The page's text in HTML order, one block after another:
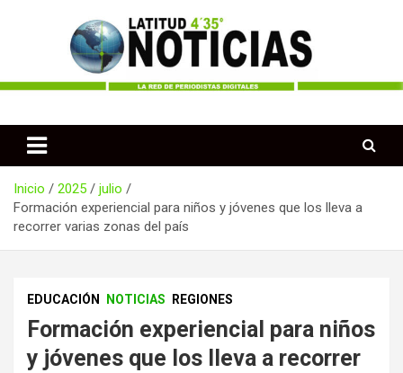
Latitud 435 Noticias
Inicio 2025
julio
Formación experiencial para niños y jóvenes que los lleva a
recorrer varias zonas del país
EDUCACIÓN NOTICIAS REGIONES
Formación experiencial para niños
y jóvenes que los lleva a recorrer